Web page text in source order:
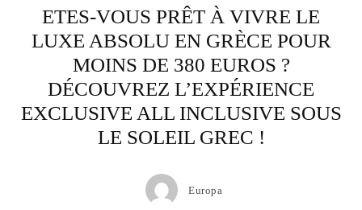
ETES-VOUS PRÊT À VIVRE LE
LUXE ABSOLU EN GRÈCE POUR
MOINS DE 380 EUROS ?
DÉCOUVREZ L’EXPÉRIENCE
EXCLUSIVE ALL INCLUSIVE SOUS
LE SOLEIL GREC !
Europa